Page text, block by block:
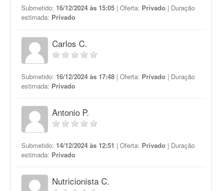
Submetido: 16/12/2024 às 15:05 | Oferta: Privado | Duração
estimada: Privado
Carlos C.
Submetido: 16/12/2024 às 17:48 | Oferta: Privado | Duração
estimada: Privado
Antonio P.
Submetido: 14/12/2024 às 12:51 | Oferta: Privado | Duração
estimada: Privado
Nutricionista C.